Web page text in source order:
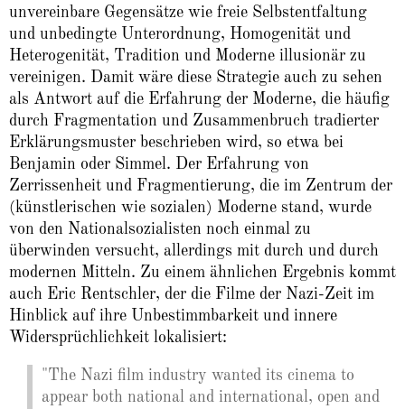
unvereinbare Gegensätze wie freie Selbstentfaltung
und unbedingte Unterordnung, Homogenität und
Heterogenität, Tradition und Moderne illusionär zu
vereinigen. Damit wäre diese Strategie auch zu sehen
als Antwort auf die Erfahrung der Moderne, die häufig
durch Fragmentation und Zusammenbruch tradierter
Erklärungsmuster beschrieben wird, so etwa bei
Benjamin oder Simmel. Der Erfahrung von
Zerrissenheit und Fragmentierung, die im Zentrum der
(künstlerischen wie sozialen) Moderne stand, wurde
von den Nationalsozialisten noch einmal zu
überwinden versucht, allerdings mit durch und durch
modernen Mitteln. Zu einem ähnlichen Ergebnis kommt
auch Eric Rentschler, der die Filme der Nazi-Zeit im
Hinblick auf ihre Unbestimmbarkeit und innere
Widersprüchlichkeit lokalisiert:
"The Nazi film industry wanted its cinema to
appear both national and international, open and